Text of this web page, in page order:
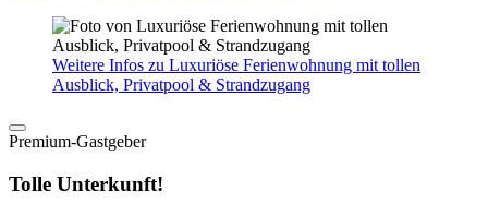
Weitere Infos zu Luxuriöse Ferienwohnung mit tollen
Ausblick, Privatpool & Strandzugang
Premium-Gastgeber
Tolle Unterkunft!